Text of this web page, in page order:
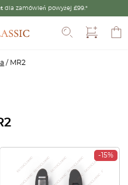
dla zamówień powyżej £99.*Szukaj
/ MR2
-15%